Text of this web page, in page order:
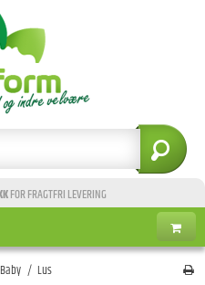
FOR FRAGTFRI LEVERING
/ Lus